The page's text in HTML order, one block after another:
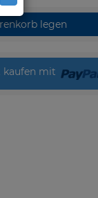
legen
kaufen mit